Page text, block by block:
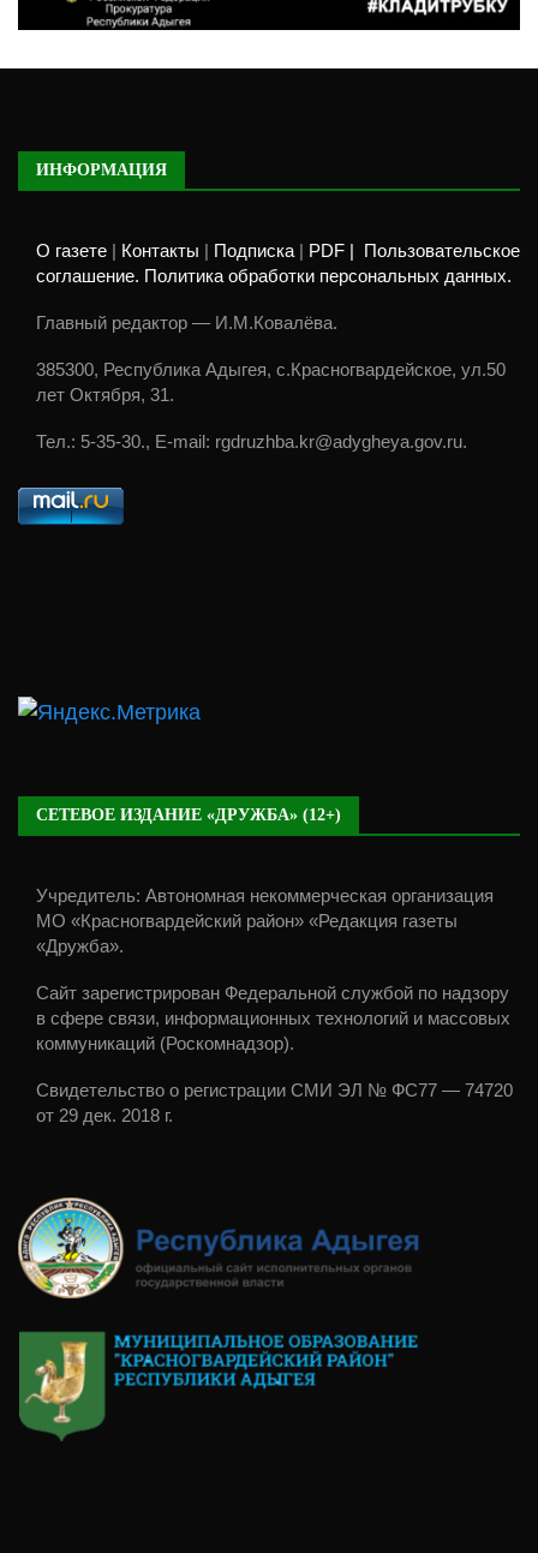
ИНФОРМАЦИЯ
О газете Контакты Подписка PDF |
Пользовательское
соглашение. Политика обработки персональных данных.
Главный редактор — И.М.Ковалёва.
385300, Республика Адыгея, с.Красногвардейское, ул.50
лет Октября, 31.
Тел.: 5-35-30., E-mail: rgdruzhba.kr@adygheya.gov.ru.
СЕТЕВОЕ ИЗДАНИЕ «ДРУЖБА» (12+)
Учредитель: Автономная некоммерческая организация
МО «Красногвардейский район» «Редакция газеты
«Дружба».
Сайт зарегистрирован Федеральной службой по надзору
в сфере связи, информационных технологий и массовых
коммуникаций (Роскомнадзор).
Свидетельство о регистрации СМИ ЭЛ № ФС77 — 74720
от 29 дек. 2018 г.